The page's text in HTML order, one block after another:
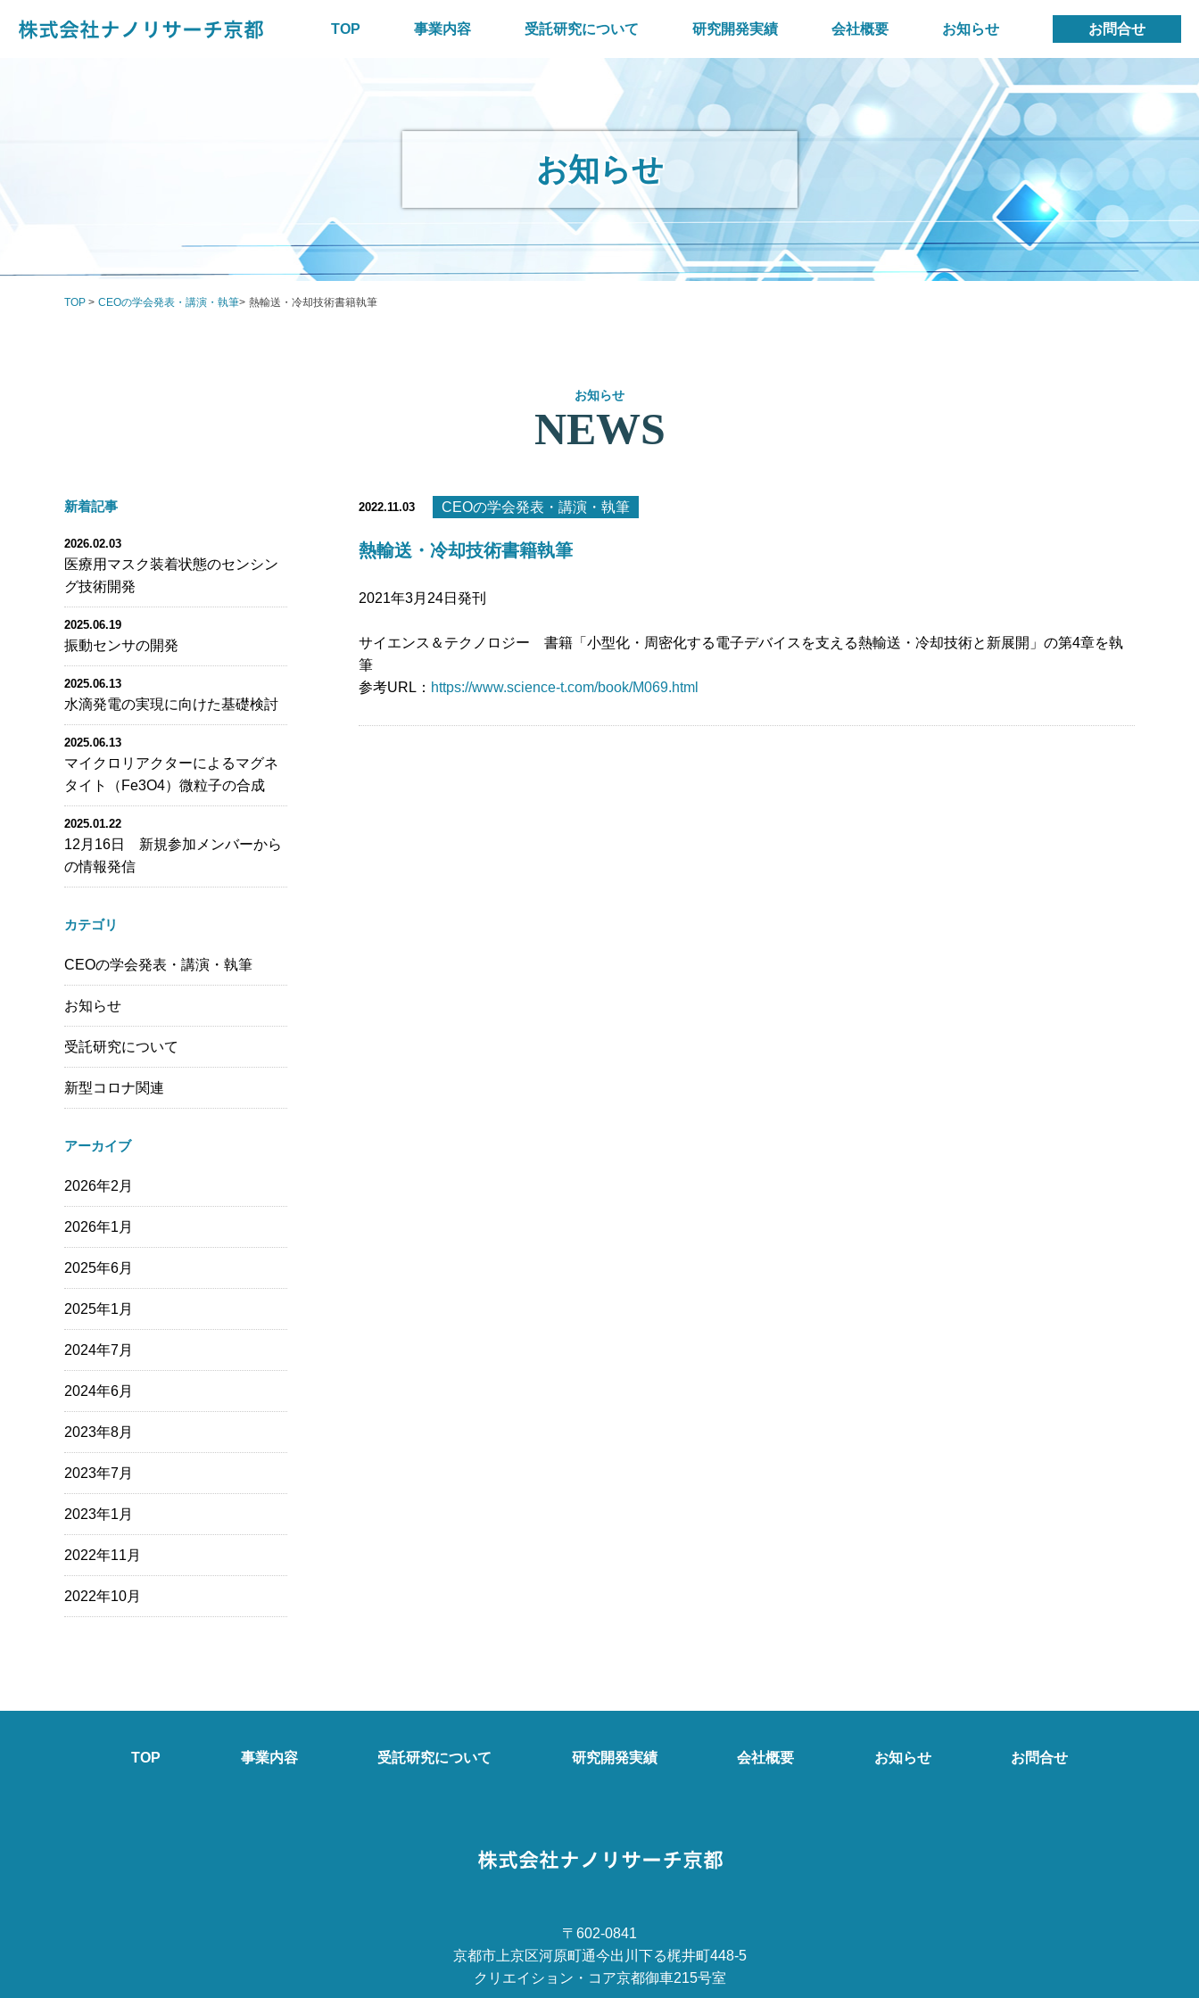
TOP 事業内容 受託研究について 研究開発実績 会社概要 お知らせ お問合せ
お知らせ
TOP > CEOの学会発表・講演・執筆> 熱輸送・冷却技術書籍執筆
お知らせ
NEWS
新着記事
2026.02.03
医療用マスク装着状態のセンシン
グ技術開発
2025.06.19
振動センサの開発
2025.06.13
水滴発電の実現に向けた基礎検討
2025.06.13
マイクロリアクターによるマグネ
タイト（Fe3O4）微粒子の合成
2025.01.22
12月16日 新規参加メンバーから
の情報発信
カテゴリ
CEOの学会発表・講演・執筆
お知らせ
受託研究について
新型コロナ関連
アーカイブ
2026年2月
2026年1月
2025年6月
2025年1月
2024年7月
2024年6月
2023年8月
2023年7月
2023年1月
2022年11月
2022年10月
2022.11.03 CEOの学会発表・講演・執筆
熱輸送・冷却技術書籍執筆
2021年3月24日発刊
サイエンス＆テクノロジー 書籍「小型化・周密化する電子デバイスを支える熱輸送・冷却技術と新展開」の第4章を執
筆
参考URL： https://www.science-t.com/book/M069.html
TOP 事業内容 受託研究について 研究開発実績 会社概要 お知らせ お問合せ
〒602-0841
京都市上京区河原町通今出川下る梶井町448-5
クリエイション・コア京都御車215号室